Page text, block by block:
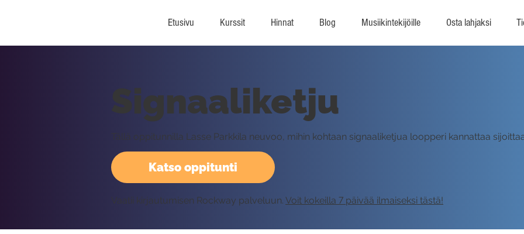
Etusivu Kurssit Hinnat Blog Musiikintekijöille Osta lahjaksi
Katso oppitunti
Signaaliketju
Tällä oppitunnilla Lasse Parkkila neuvoo, mihin kohtaan signaaliketjua loopperi kannattaa
Vaatii kirjautumisen Rockway palveluun. Voit kokeilla 7 päivää ilmaiseksi tästä!